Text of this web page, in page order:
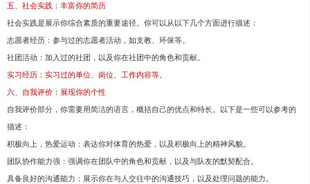
五、社会实践：丰富你的简历
社会实践是展示你综合素质的重要途径。你可以从以下几个方面进行描述：
志愿者经历：参与过的志愿者活动，如支教、环保等。
社团活动：加入过的社团，以及你在社团中的角色和贡献。
实习经历：实习过的单位、岗位、工作内容等。
六、自我评价：展现你的个性
自我评价部分，你需要用简洁的语言，概括自己的优点和特长。以下是一些可以参考的
描述：
积极向上，热爱运动：表达你对体育的热爱，以及积极向上的精神风貌。
团队协作能力强：强调你在团队中的角色和贡献，以及与队友的默契配合。
具备良好的沟通能力：展示你在与人交往中的沟通技巧，以及处理问题的能力。